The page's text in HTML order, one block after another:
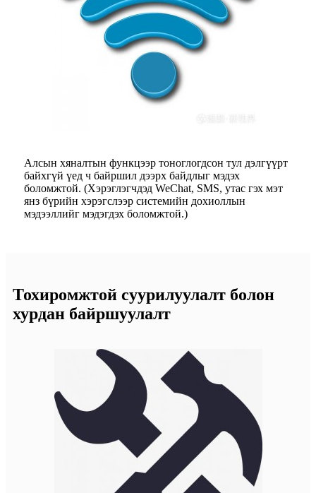
Алсын хяналтын функцээр тоноглогдсон тул дэлгүүрт
байхгүй үед ч байршил дээрх байдлыг мэдэх
боломжтой. (Хэрэглэгчдэд WeChat, SMS, утас гэх мэт
янз бүрийн хэрэгслээр системийн дохиоллын
мэдээллийг мэдэгдэх боломжтой.)
Тохиромжтой суурилуулалт болон
хурдан байршуулалт